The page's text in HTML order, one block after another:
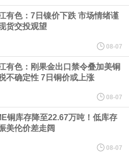
认他对国防部长赫格塞思不满，称对赫格塞思
”。特朗普在社交媒体上发帖称，一些媒体有关
缺问题发生冲突的报道是“完全没有根据的谣
的工作“非常满意”。
/盎司，日内涨3.91%。
说会上表示，在需求增加、价格走高及货源
有色：7日镍价下跌 市场情绪谨
货交投观望
08-07
有色：刚果金出口禁令叠加美铜
不确定性 7日铜价或上涨
08-07
铜库存降至22.67万吨！低库存
美伦价差走阔
08-07